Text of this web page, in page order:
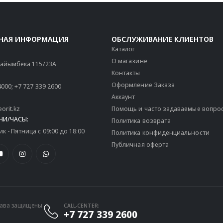
ИНФОРМАЦИЯ
115/23A
;+7 727 339 2600
ЧАСЫ:
- Пятница с 09:00 до 18:00
ОБСЛУЖИВАНИЕ КЛИЕНТОВ
Каталог
О магазине
Контакты
Оформление Заказа
Аккаунт
Помощь и часто задаваемые
Политика возврата
Политика конфиденциальности
Публичная оферта
защищены CALL-CENTER:
+7 727 339 2600